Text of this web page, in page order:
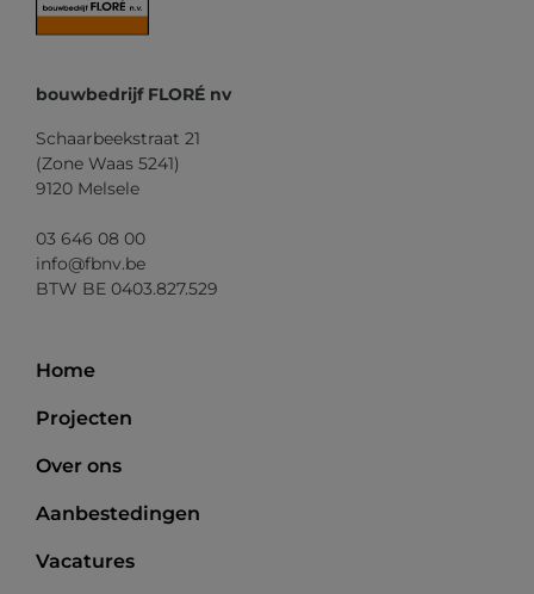
bouwbedrijf FLORÉ nv
Schaarbeekstraat 21
(Zone Waas 5241)
9120 Melsele
03 646 08 00
info@fbnv.be
BTW BE 0403.827.529
Home
Projecten
Over ons
Aanbestedingen
Vacatures